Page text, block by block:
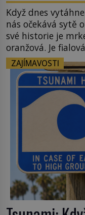
Když dnes
nás očekává sytě
své historie je
oranžová. Je
téměř černá. Až
šlechtění se z ní
zahradu ani
ZAJÍMAVOSTI